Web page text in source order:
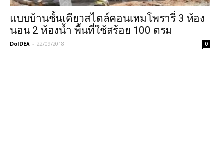
แบบบ้านชั้นเดียวสไตล์คอนเทมโพรารี่ 3 ห้อง
นอน 2 ห้องน้ำ พื้นที่ใช้สร้อย 100 ตรม
DoIDEA - 22/09/2018 0